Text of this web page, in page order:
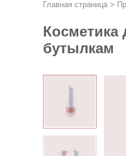
Главная страница >
Косметика
бутылкам